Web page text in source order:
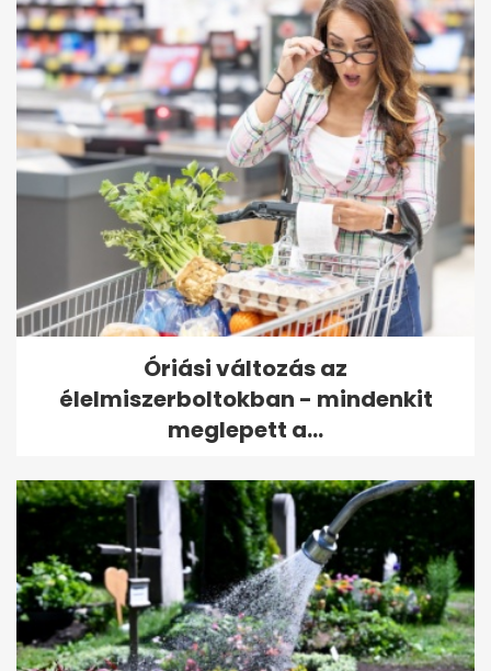
Óriási változás az
élelmiszerboltokban - mindenkit
meglepett a...